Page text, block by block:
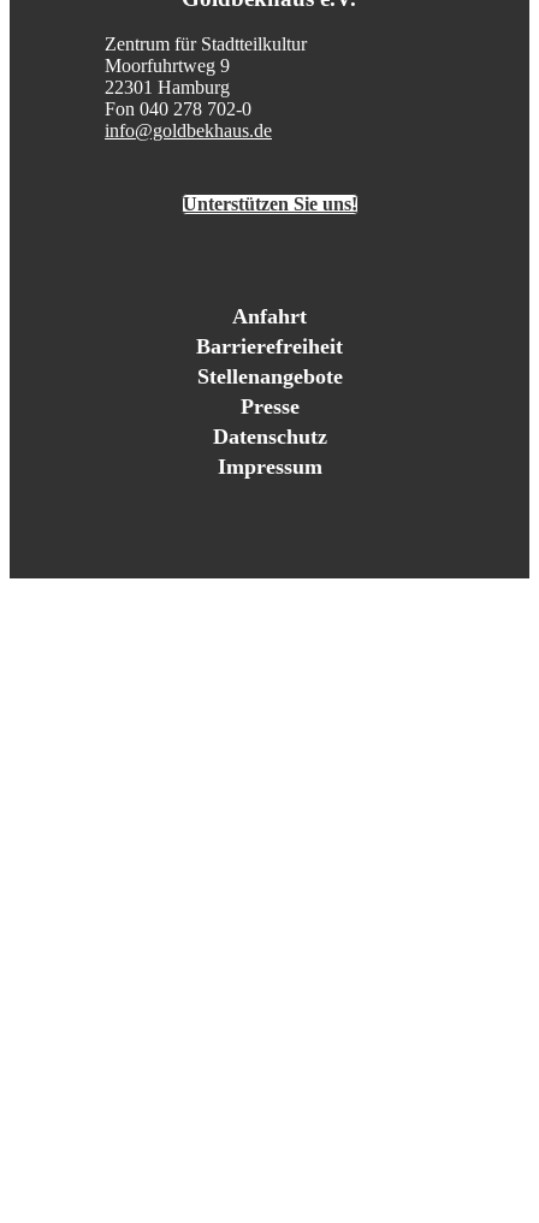
Zentrum für Stadtteilkultur
Moorfuhrtweg 9
22301 Hamburg
Fon 040 278 702-0
info@goldbekhaus.de
Unterstützen Sie uns!
Anfahrt
Barrierefreiheit
Stellenangebote
Presse
Datenschutz
Impressum